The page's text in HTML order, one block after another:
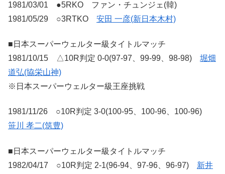
1981/03/01 ●5RKO ファン・チュンジェ(韓)
1981/05/29 ○3RTKO 安田 一彦(新日本木村)
■日本スーパーウェルター級タイトルマッチ
1981/10/15 △10R判定 0-0(97-97、99-99、98-98) 堀畑
道弘(協栄山神)
※日本スーパーウェルター級王座挑戦
1981/11/26 ○10R判定 3-0(100-95、100-96、100-96)
笹川 孝二(筑豊)
■日本スーパーウェルター級タイトルマッチ
1982/04/17 ○10R判定 2-1(96-94、97-96、96-97) 新井